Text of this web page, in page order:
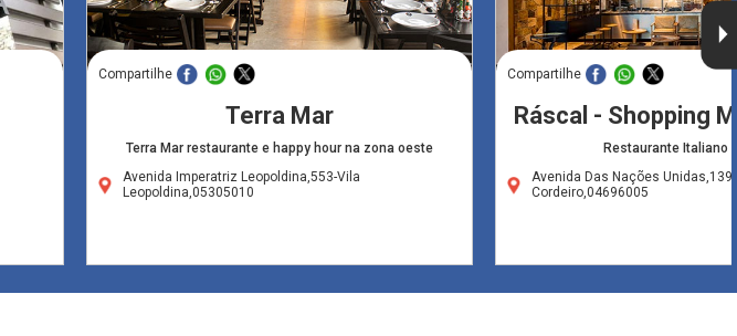
Compartilhe
Terra Mar
Terra Mar restaurante e happy hour na zona oeste
Avenida Imperatriz Leopoldina,553-Vila
Leopoldina,05305010
Compartilhe
Ráscal - Shopping
Restaurante Italiano
Avenida Das Nações
Cordeiro,04696005